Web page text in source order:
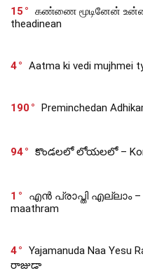
15
கண்ணை மூடினேன் உன்னை
theadinean
4 Aatma ki vedi mujhmei
190 Preminchedan
94 కొండలలో లోయలలో –
1
എൻ പ്രാപ്തി എല്ലാം –
maathram
4
Yajamanuda Naa
రాజుడా